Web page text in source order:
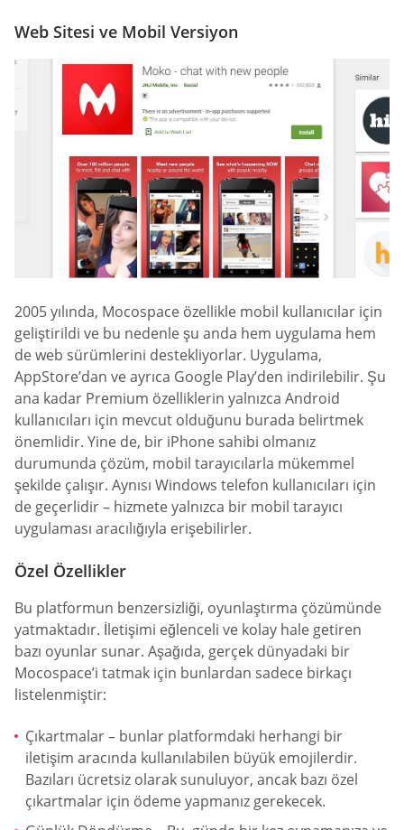
Web Sitesi ve Mobil Versiyon
2005 yılında, Mocospace özellikle mobil kullanıcılar için
geliştirildi ve bu nedenle şu anda hem uygulama hem
de web sürümlerini destekliyorlar. Uygulama,
AppStore’dan ve ayrıca Google Play’den indirilebilir. Şu
ana kadar Premium özelliklerin yalnızca Android
kullanıcıları için mevcut olduğunu burada belirtmek
önemlidir. Yine de, bir iPhone sahibi olmanız
durumunda çözüm, mobil tarayıcılarla mükemmel
şekilde çalışır. Aynısı Windows telefon kullanıcıları için
de geçerlidir – hizmete yalnızca bir mobil tarayıcı
uygulaması aracılığıyla erişebilirler.
Özel Özellikler
Bu platformun benzersizliği, oyunlaştırma çözümünde
yatmaktadır. İletişimi eğlenceli ve kolay hale getiren
bazı oyunlar sunar. Aşağıda, gerçek dünyadaki bir
Mocospace’i tatmak için bunlardan sadece birkaçı
listelenmiştir:
Çıkartmalar – bunlar platformdaki herhangi bir
iletişim aracında kullanılabilen büyük emojilerdir.
Bazıları ücretsiz olarak sunuluyor, ancak bazı özel
çıkartmalar için ödeme yapmanız gerekecek.